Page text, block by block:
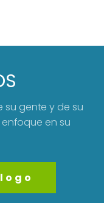
su gente y de su
en su